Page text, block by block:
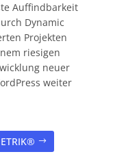
Auffindbarkeit
Dynamic
Projekten
riesigen
neuer
weiter